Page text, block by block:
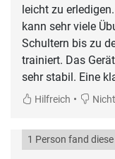
leicht zu
kann sehr viele
Schultern bis zu
trainiert. Das
sehr stabil. Eine
Hilfreich •
1 Person fand